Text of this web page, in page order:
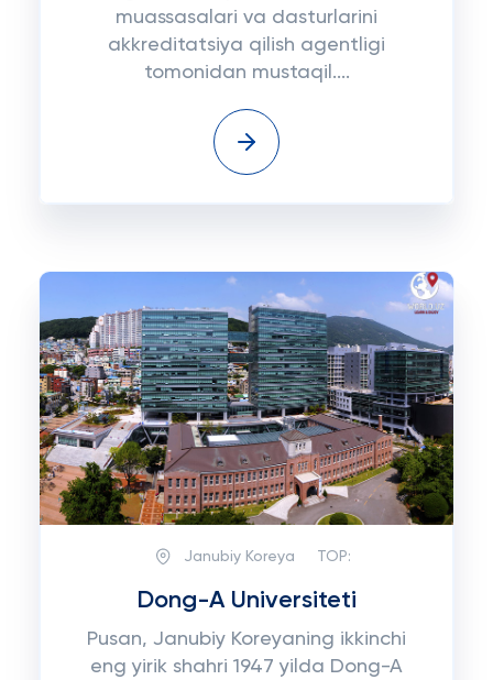
muassasalari va dasturlarini
akkreditatsiya qilish agentligi
tomonidan mustaqil....
Janubiy Koreya TOP:
Dong-A Universiteti
Pusan, Janubiy Koreyaning ikkinchi
eng yirik shahri 1947 yilda Dong-A